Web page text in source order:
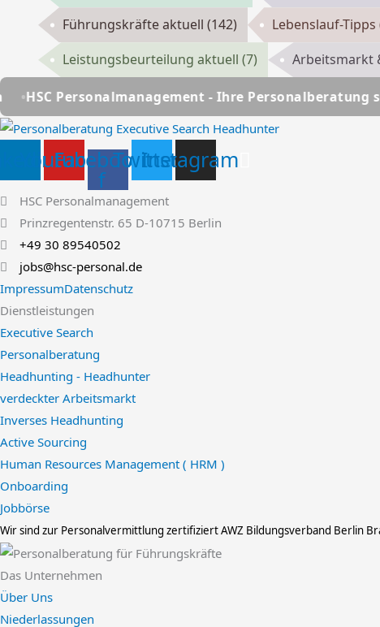
Führungskräfte aktuell (142) Lebenslauf-Tipps
Leistungsbeurteilung aktuell (7) Arbeitsmarkt
- Ihre Personalberatung seit über 25
Youtube
Facebook-
f
Twitter
Instagram
HSC Personalmanagement
Prinzregentenstr. 65 D-10715 Berlin
+49 30 89540502
jobs@hsc-personal.de
ImpressumDatenschutz
Dienstleistungen
Executive Search
Personalberatung
Headhunting - Headhunter
verdeckter Arbeitsmarkt
Inverses Headhunting
Active Sourcing
Human Resources Management ( HRM )
Onboarding
Jobbörse
Wir sind zur Personalvermittlung zertifiziertAWZ Bildungsverband Berlin
Das Unternehmen
Über Uns
Niederlassungen